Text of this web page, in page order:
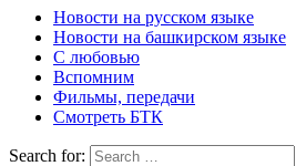
Новости на русском языке
Новости на башкирском языке
С любовью
Вспомним
Фильмы, передачи
Смотреть БТК
Search for: